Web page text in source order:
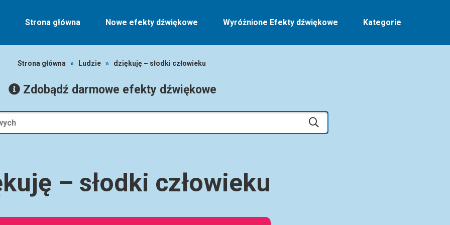
Strona główna Nowe efekty dźwiękowe Wyróżnione Efekty dźwiękowe Kategorie
Strona główna » Ludzie » dziękuję – słodki człowieku
Zdobądź darmowe efekty dźwiękowe
– słodki człowieku